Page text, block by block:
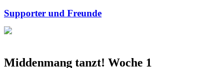
Supporter und Freunde
Middenmang tanzt! Woche 1